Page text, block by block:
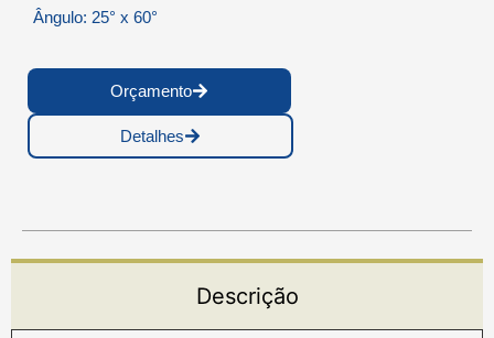
Ângulo: 25° x 60°
Orçamento
Detalhes
Descrição